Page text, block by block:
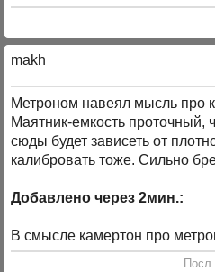
makh
Метроном навеял мысль про
Маятник-емкость проточный,
сюды будет зависеть от
калибровать тоже. Сильно
Добавлено через 2мин.:
В смысле камертон про